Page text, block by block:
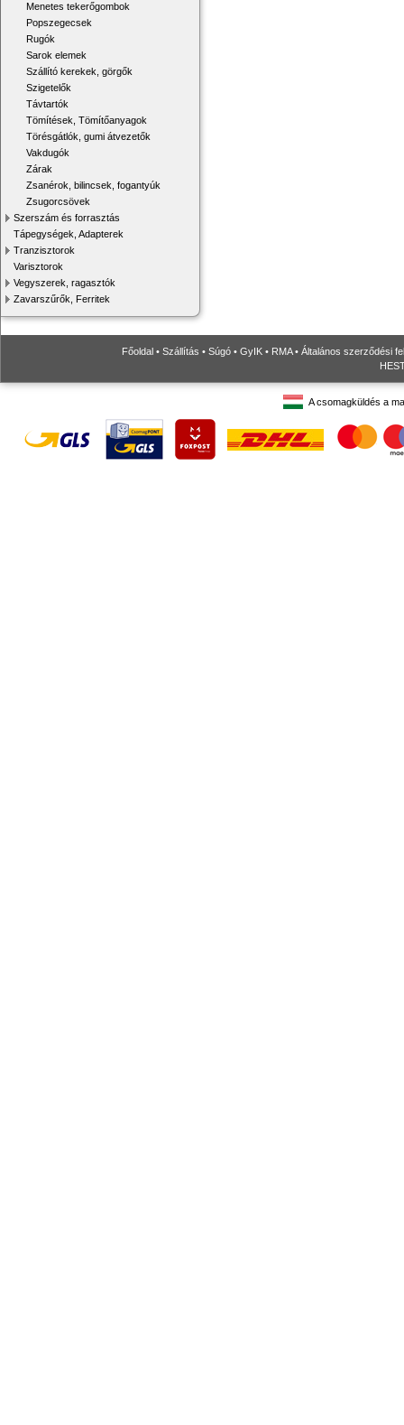
Menetes tekerőgombok
Popszegecsek
Rugók
Sarok elemek
Szállító kerekek, görgők
Szigetelők
Távtartók
Tömítések, Tömítőanyagok
Törésgátlók, gumi átvezetők
Vakdugók
Zárak
Zsanérok, bilincsek, fogantyúk
Zsugorcsövek
Szerszám és forrasztás
Tápegységek, Adapterek
Tranzisztorok
Varisztorok
Vegyszerek, ragasztók
Zavarszűrők, Ferritek
Főoldal • Szállítás • Súgó • GyIK • RMA• Általános szerződési
A csomagküldés a